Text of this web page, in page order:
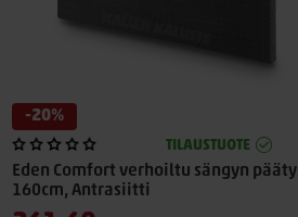
-20%
TILAUSTUOTE
Eden Comfort verhoiltu sängyn pääty
160cm, Antrasiitti